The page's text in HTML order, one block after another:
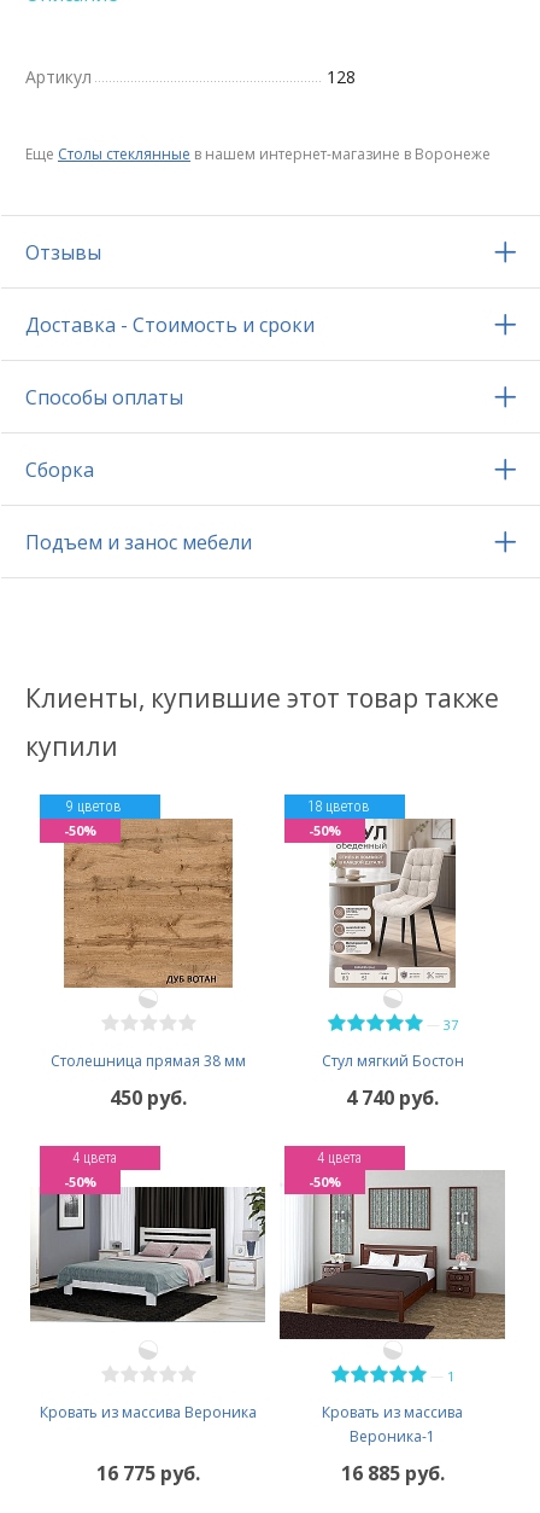
Артикул 128
Еще Столы стеклянные в нашем интернет-магазине в Воронеже
Отзывы
Доставка - Стоимость и сроки
Способы оплаты
Сборка
Подъем и занос мебели
Клиенты, купившие этот товар также
купили
Столешница прямая 38 мм
9 цветов
450 руб.
-50%
37
Стул мягкий Бостон
18 цветов
4 740 руб.
-50%
Кровать из массива Вероника
4 цвета
16 775 руб.
-50%
1
Кровать из массива
Вероника-1
4 цвета
16 885 руб.
-50%